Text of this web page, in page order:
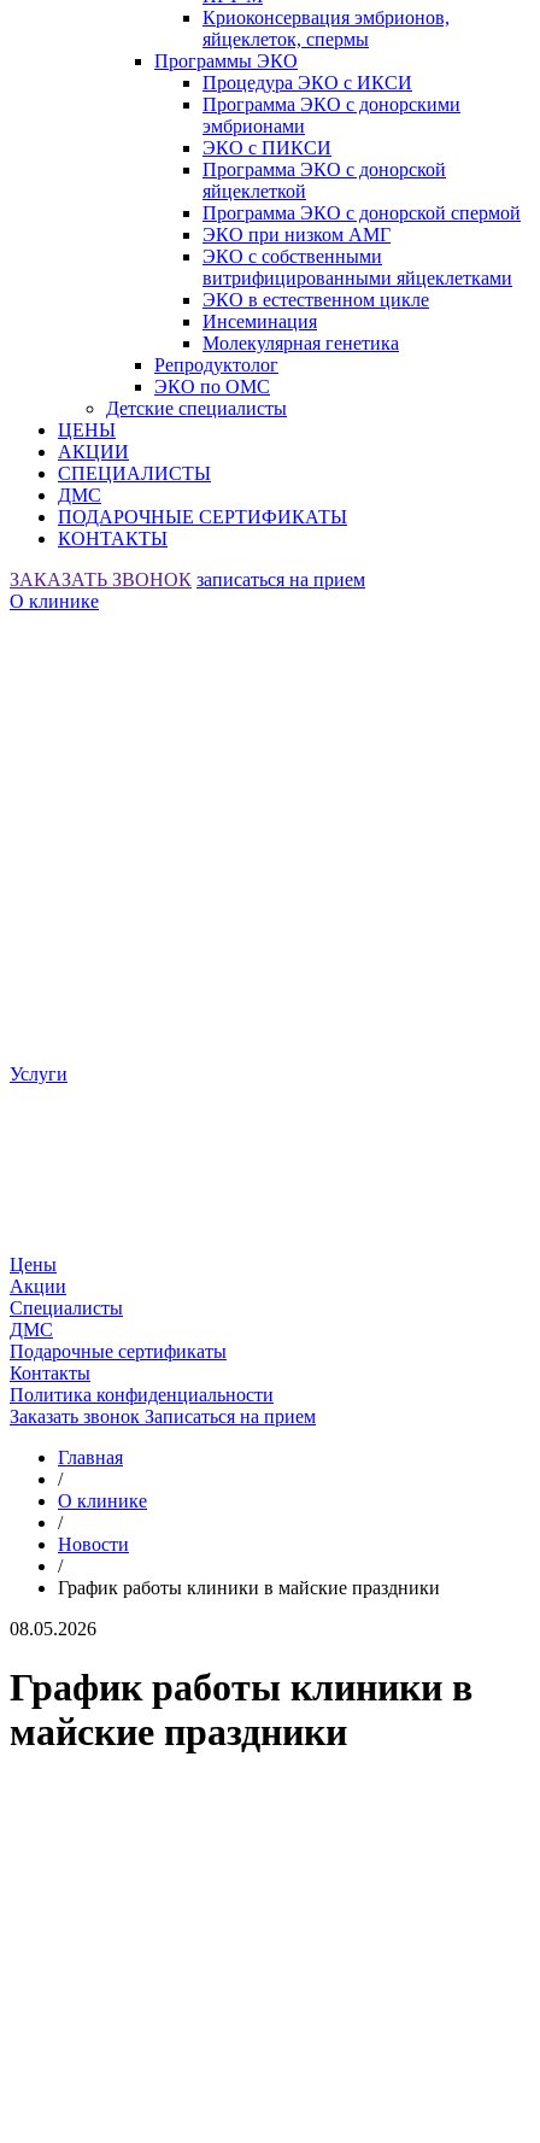
Криоконсервация эмбрионов,
яйцеклеток, спермы
Программы ЭКО
Процедура ЭКО с ИКСИ
Программа ЭКО с донорскими
эмбрионами
ЭКО с ПИКСИ
Программа ЭКО с донорской
яйцеклеткой
Программа ЭКО с донорской спермой
ЭКО при низком АМГ
ЭКО с собственными
витрифицированными яйцеклетками
ЭКО в естественном цикле
Инсеминация
Молекулярная генетика
Репродуктолог
ЭКО по ОМС
Детские специалисты
ЦЕНЫ
АКЦИИ
СПЕЦИАЛИСТЫ
ДМС
ПОДАРОЧНЫЕ СЕРТИФИКАТЫ
КОНТАКТЫ
ЗАКАЗАТЬ ЗВОНОК записаться на прием
О клинике
Услуги
Цены
Акции
Специалисты
ДМС
Подарочные сертификаты
Контакты
Политика конфиденциальности
Заказать звонок Записаться на прием
Главная
/
О клинике
/
Новости
/
График работы клиники в майские праздники
08.05.2026
График работы клиники в
майские праздники